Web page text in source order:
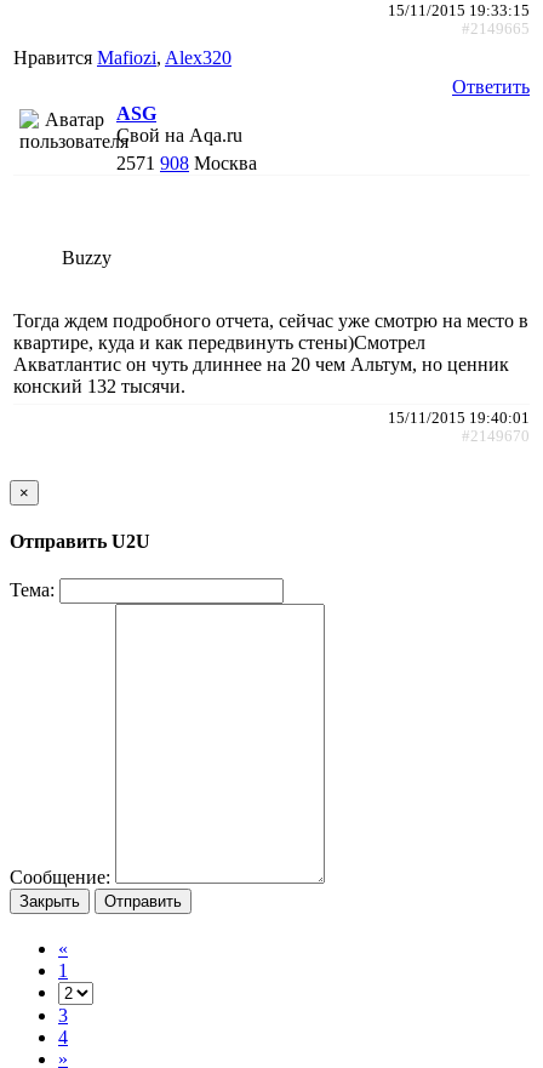
15/11/2015 19:33:15
#2149665
Нравится Mafiozi, Alex320
Ответить
АSG
Свой на Aqa.ru
2571 908 Москва
Buzzy
Тогда ждем подробного отчета, сейчас уже смотрю на место в
квартире, куда и как передвинуть стены)Смотрел
Акватлантис он чуть длиннее на 20 чем Альтум, но ценник
конский 132 тысячи.
15/11/2015 19:40:01
#2149670
×
Отправить U2U
Тема:
Сообщение:
Закрыть Отправить
«
1
3
4
»